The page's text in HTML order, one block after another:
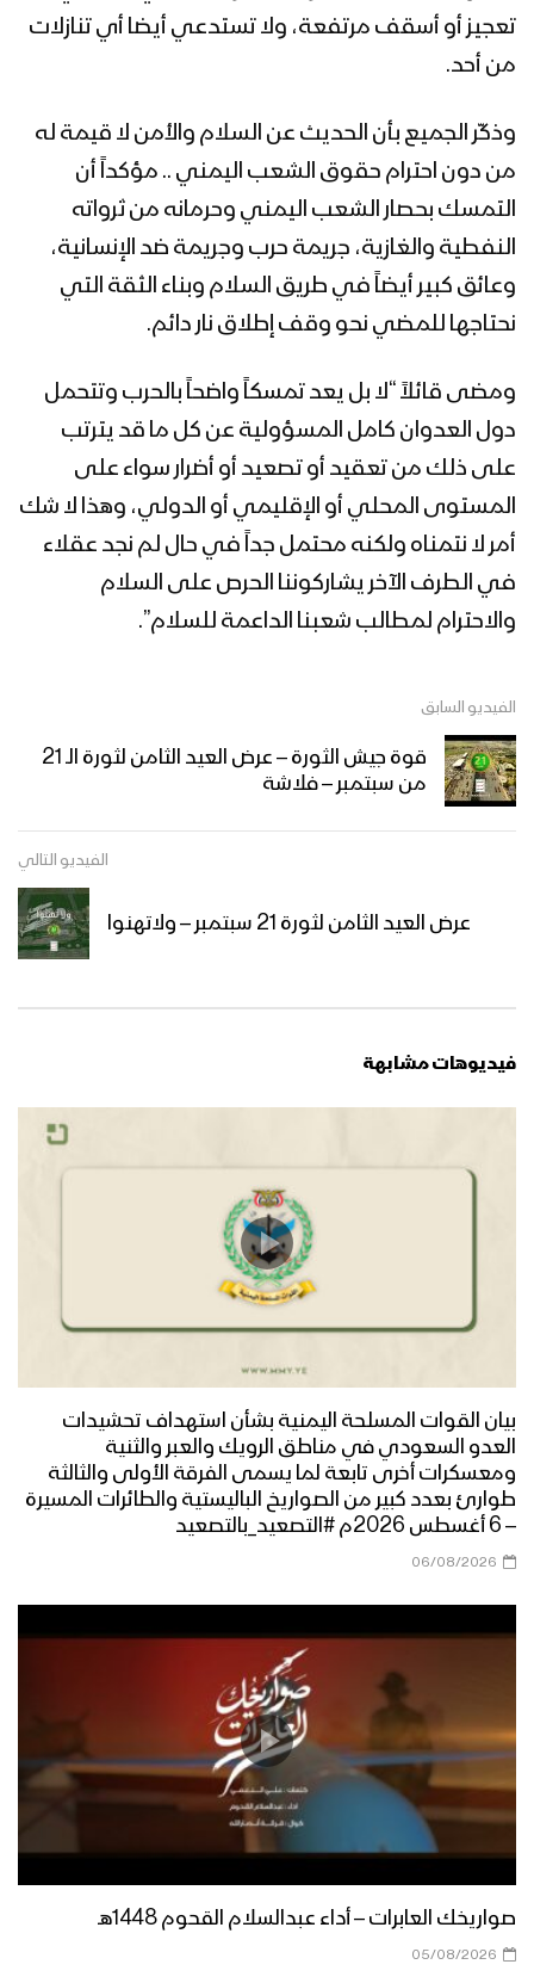
تعجيز أو أسقف مرتفعة، ولا تستدعي أيضا أي تنازلات
من أحد.
وذكّر الجميع بأن الحديث عن السلام والأمن لا قيمة له
من دون احترام حقوق الشعب اليمني .. مؤكداً أن
التمسك بحصار الشعب اليمني وحرمانه من ثرواته
النفطية والغازية، جريمة حرب وجريمة ضد الإنسانية،
وعائق كبير أيضاً في طريق السلام وبناء الثقة التي
نحتاجها للمضي نحو وقف إطلاق نار دائم.
ومضى قائلاً “لا بل يعد تمسكاً واضحاً بالحرب وتتحمل
دول العدوان كامل المسؤولية عن كل ما قد يترتب
على ذلك من تعقيد أو تصعيد أو أضرار سواء على
المستوى المحلي أو الإقليمي أو الدولي، وهذا لا شك
أمر لا نتمناه ولكنه محتمل جداً في حال لم نجد عقلاء
في الطرف الآخر يشاركوننا الحرص على السلام
والاحترام لمطالب شعبنا الداعمة للسلام”.
الفيديو السابق
قوة جيش الثورة – عرض العيد الثامن لثورة الـ 21
من سبتمبر – فلاشة
الفيديو التالي
عرض العيد الثامن لثورة 21 سبتمبر – ولاتهنوا
فيديوهات مشابهة
بيان القوات المسلحة اليمنية بشأن استهداف تحشيدات
العدو السعودي في مناطق الرويك والعبر والثنية
ومعسكرات أخرى تابعة لما يسمى الفرقة الأولى والثالثة
طوارئ بعدد كبير من الصواريخ الباليستية والطائرات المسيرة
– 6 أغسطس 2026م #التصعيد_بالتصعيد
06/08/2026
صواريخك العابرات – أداء عبدالسلام القحوم 1448هـ
05/08/2026